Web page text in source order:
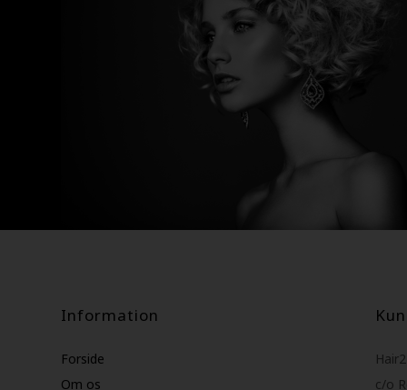
Information
Forside
Om os
c/o